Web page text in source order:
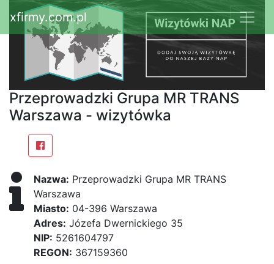
xfirmy.com.pl
Przeprowadzki Grupa MR TRANS
Warszawa - wizytówka
Nazwa: Przeprowadzki Grupa MR TRANS
Warszawa
Miasto: 04-396 Warszawa
Adres: Józefa Dwernickiego 35
NIP: 5261604797
REGON: 367159360